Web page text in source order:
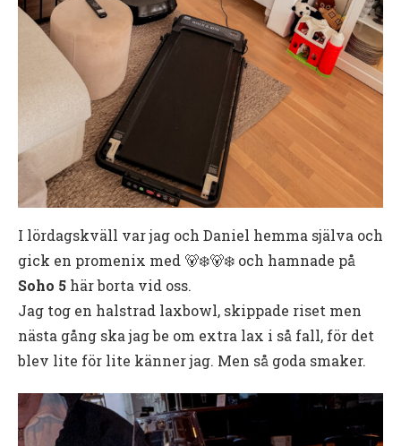
I lördagskväll var jag och Daniel hemma själva och
gick en promenix med 🐻‍❄️🐻‍❄️ och hamnade på
Soho 5 här borta vid oss.
Jag tog en halstrad laxbowl, skippade riset men
nästa gång ska jag be om extra lax i så fall, för det
blev lite för lite känner jag. Men så goda smaker.